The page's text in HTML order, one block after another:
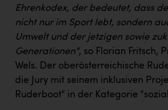
Österreichischer
Orlen
PEZ
Ehrenkodex, der bedeutet, dass
nicht nur im Sport lebt, sondern
Umwelt und der jetzigen sowie
Generationen“, so Florian Fritsch,
Wels. Der oberösterreichische
die Jury mit seinem inklusiven
Ruderboot" in der Kategorie